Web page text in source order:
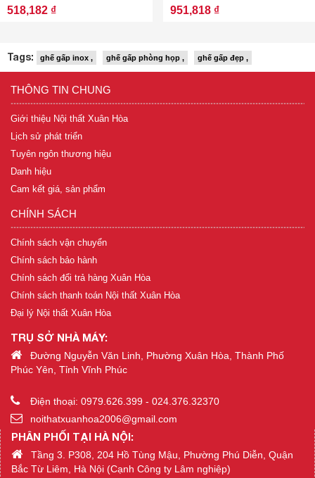
518,182 ₫ 951,818 ₫
Tags: ghế gấp inox , ghế gấp phòng họp , ghế gấp đẹp ,
THÔNG TIN CHUNG
Giới thiệu Nội thất Xuân Hòa
Lịch sử phát triển
Tuyên ngôn thương hiệu
Danh hiệu
Cam kết giá, sản phẩm
CHÍNH SÁCH
Chính sách vận chuyển
Chính sách bảo hành
Chính sách đổi trả hàng Xuân Hòa
Chính sách thanh toán Nội thất Xuân Hòa
Đại lý Nội thất Xuân Hòa
TRỤ SỞ NHÀ MÁY:
Đường Nguyễn Văn Linh, Phường Xuân Hòa, Thành Phố
Phúc Yên, Tỉnh Vĩnh Phúc
Điện thoại: 0979.626.399 - 024.376.32370
noithatxuanhoa2006@gmail.com
PHÂN PHỐI TẠI HÀ NỘI:
Tầng 3. P308, 204 Hồ Tùng Mậu, Phường Phú Diễn, Quận
Bắc Từ Liêm, Hà Nội (Cạnh Công ty Lâm nghiệp)